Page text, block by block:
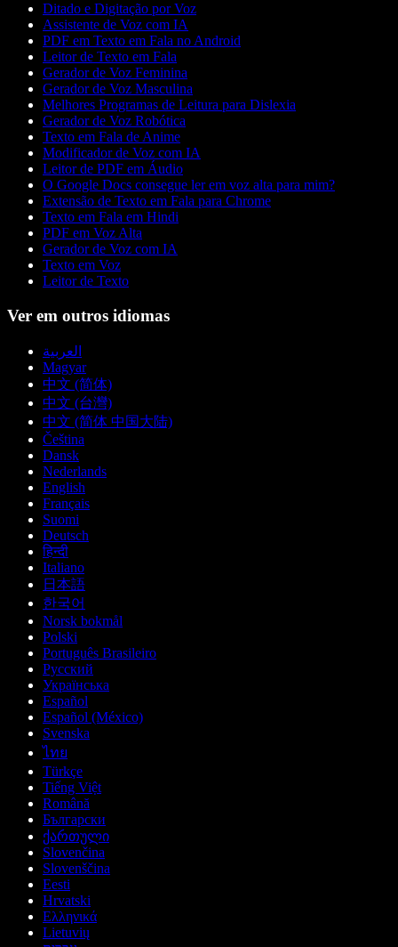
Ditado e Digitação por Voz
Assistente de Voz com IA
PDF em Texto em Fala no Android
Leitor de Texto em Fala
Gerador de Voz Feminina
Gerador de Voz Masculina
Melhores Programas de Leitura para Dislexia
Gerador de Voz Robótica
Texto em Fala de Anime
Modificador de Voz com IA
Leitor de PDF em Áudio
O Google Docs consegue ler em voz alta para mim?
Extensão de Texto em Fala para Chrome
Texto em Fala em Hindi
PDF em Voz Alta
Gerador de Voz com IA
Texto em Voz
Leitor de Texto
Ver em outros idiomas
العربية
Magyar
中文 (简体)
中文 (台灣)
中文 (简体 中国大陆)
Čeština
Dansk
Nederlands
English
Français
Suomi
Deutsch
हिन्दी
Italiano
日本語
한국어
Norsk bokmål
Polski
Português Brasileiro
Русский
Українська
Español
Español (México)
Svenska
ไทย
Türkçe
Tiếng Việt
Română
Български
ქართული
Slovenčina
Slovenščina
Eesti
Hrvatski
Ελληνικά
Lietuvių